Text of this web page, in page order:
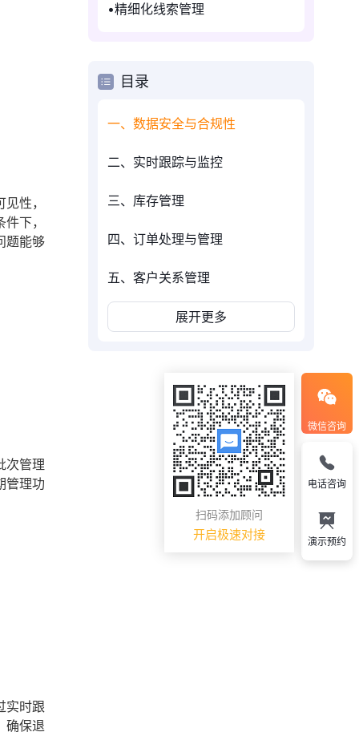
性，
下，
题能够
次管理
管理功
实时跟
确保退
精细化线索管理
目录
一、数据安全与合规性
二、实时跟踪与监控
三、库存管理
四、订单处理与管理
五、客户关系管理
展开更多
微信咨询
扫码添加顾问
开启极速对接
电话咨询
演示预约